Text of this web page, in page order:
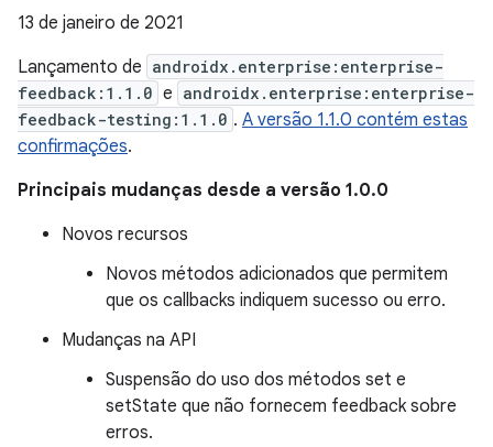
13 de janeiro de 2021
Lançamento de androidx.enterprise:enterprise-
feedback:1.1.0 e androidx.enterprise:enterprise-
feedback-testing:1.1.0 . A versão 1.1.0 contém estas
confirmações.
Principais mudanças desde a versão 1.0.0
Novos recursos
Novos métodos adicionados que permitem
que os callbacks indiquem sucesso ou erro.
Mudanças na API
Suspensão do uso dos métodos set e
setState que não fornecem feedback sobre
erros.